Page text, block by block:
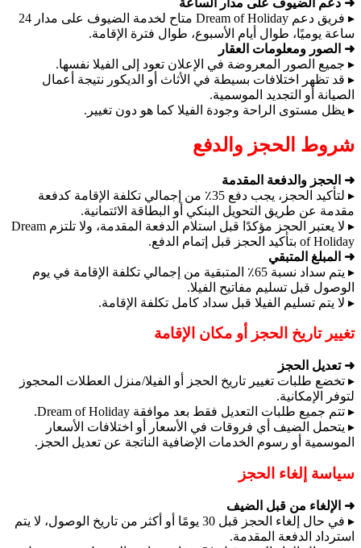
▸ فريق دعم Dream of Holiday متاح لخدمة الضيوف على مدار 24
ساعة يوميًا، طوال أيام الأسبوع، طوال فترة الإقامة.
➜ الصور ومعلومات العقار
▸ جميع الصور المعروضة في الإعلان تعود إلى الفيلا نفسها.
▸ قد تظهر اختلافات بسيطة في الأثاث أو الديكور نتيجة أعمال
الصيانة أو التجديد الموسمية.
▸ يظل مستوى الراحة وجودة الفيلا كما هو دون تغيير.
شروط الحجز والدفع
➜ الحجز والدفعة المقدمة
▸ لتأكيد الحجز، يجب دفع 35٪ من إجمالي تكلفة الإقامة كدفعة
مقدمة عن طريق التحويل البنكي أو البطاقة الائتمانية.
▸ لا يعتبر الحجز مؤكدًا قبل استلام الدفعة المقدمة، ولا تلتزم Dream
of Holiday بتأكيد الحجز قبل إتمام الدفع.
➜ المبلغ المتبقي
▸ يتم سداد نسبة 65٪ المتبقية من إجمالي تكلفة الإقامة في يوم
الوصول قبل تسليم مفاتيح الفيلا.
▸ لا يتم تسليم الفيلا قبل سداد كامل تكلفة الإقامة.
تغيير تاريخ الحجز أو مكان الإقامة
➜ تعديل الحجز
▸ تخضع طلبات تغيير تاريخ الحجز أو الفيلا/منزل العطلات المحجوز
لتوفر الإمكانية.
▸ تتم جميع طلبات التعديل فقط بعد موافقة Dream of Holiday.
▸ يتحمل الضيف أي فروقات في الأسعار أو اختلافات الأسعار
الموسمية أو رسوم الخدمات الإضافية الناتجة عن تعديل الحجز.
سياسة إلغاء الحجز
➜ الإلغاء من قبل الضيف
▸ في حال إلغاء الحجز قبل 30 يومًا أو أكثر من تاريخ الوصول، لا يتم
استرداد الدفعة المقدمة.